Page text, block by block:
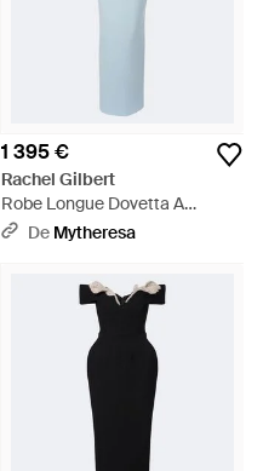
1 395 €
Rachel Gilbert
Robe Longue Dovetta A
Ornements - Bleu
De Mytheresa